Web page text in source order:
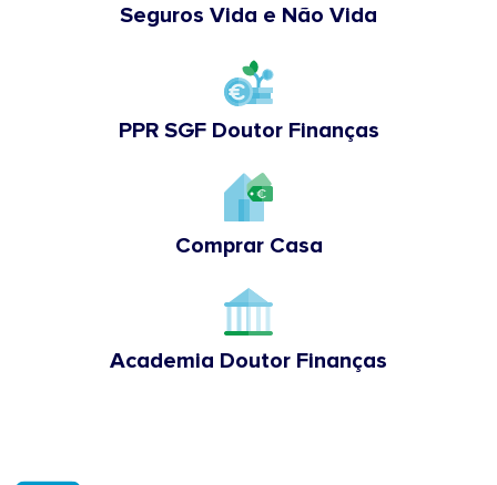
Seguros Vida e Não Vida
PPR SGF Doutor Finanças
Comprar Casa
Academia Doutor Finanças